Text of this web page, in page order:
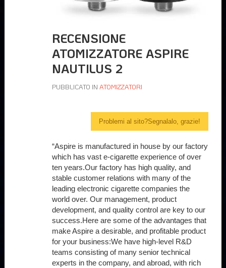
RECENSIONE
ATOMIZZATORE ASPIRE
NAUTILUS 2
PUBBLICATO IN ATOMIZZATORI
Problemi al sito?Segnalalo, grazie!
“Aspire is manufactured in house by our factory
which has vast e-cigarette experience of over
ten years.Our factory has high quality, and
stable customer relations with many of the
leading electronic cigarette companies the
world over. Our management, product
development, and quality control are key to our
success.Here are some of the advantages that
make Aspire a desirable, and profitable product
for your business:We have high-level R&D
teams consisting of many senior technical
experts in the company, and abroad, with rich